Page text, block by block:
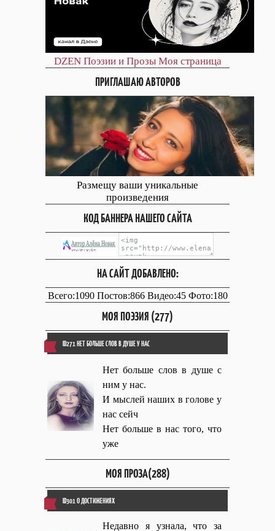
DZEN Поэзии и Прозы Моя страница
ПРИГЛАШАЮ АВТОРОВ
Размещу ваши уникальные
произведения
КОД БАННЕРА НАШЕГО САЙТА
НА САЙТ ДОБАВЛЕНО:
Всего:1090 Постов:866 Видео:45 Фото:180
МОЯ ПОЭЗИЯ (277)
ID271 НЕТ БОЛЬШЕ СЛОВ В ДУШЕ У НАС
Нет больше слов в душе с
ним у нас.
И мыслей наших в голове у
нас сейч
Нет больше в нас того, что
уже
МОЯ ПРОЗА(288)
ID301 О ДОСТИЖЕНИЯХ
Недавно я узнала, что за